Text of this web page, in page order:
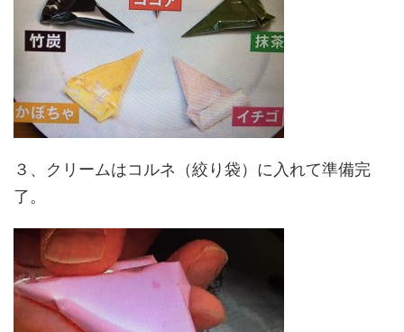
３、クリームはコルネ（絞り袋）に入れて準備完
了。